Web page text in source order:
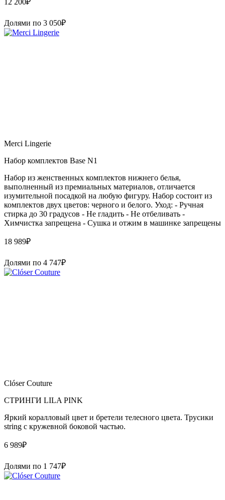
Долями по 3 050₽
Merci Lingerie
Набор комплектов Base N1
Набор из женственных комплектов нижнего белья,
выполненный из премиальных материалов, отличается
изумительной посадкой на любую фигуру. Набор состоит из
комплектов двух цветов: черного и белого. Уход: - Ручная
стирка до 30 градусов - Не гладить - Не отбеливать -
Химчистка запрещена - Сушка и отжим в машинке запрещены
18 989₽
Долями по 4 747₽
Clóser Couture
СТРИНГИ LILA PINK
Яркий коралловый цвет и бретели телесного цвета. Трусики
string с кружевной боковой частью.
6 989₽
Долями по 1 747₽